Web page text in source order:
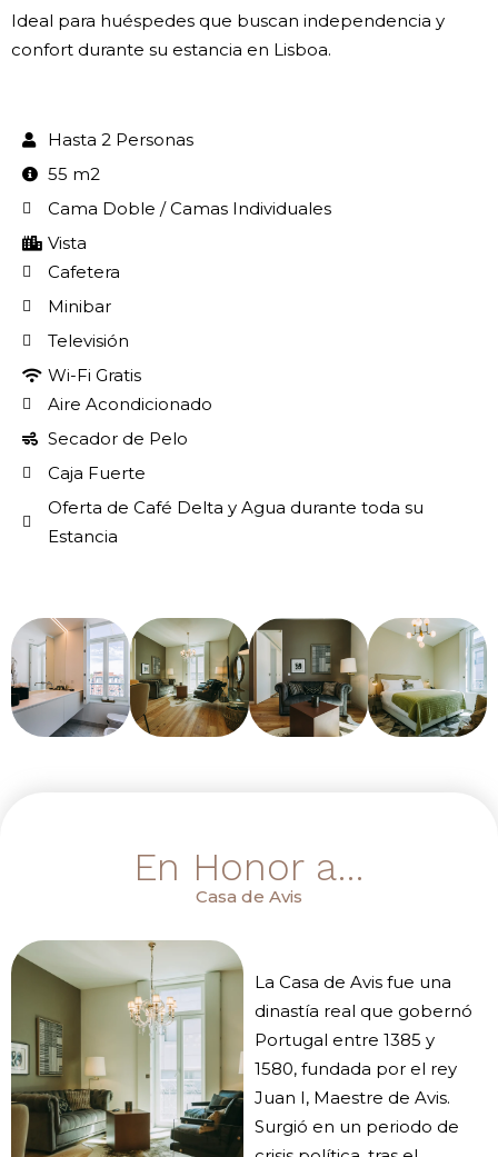
Ideal para huéspedes que buscan independencia y
confort durante su estancia en Lisboa.
Hasta 2 Personas
55 m2
Cama Doble / Camas Individuales
Vista
Cafetera
Minibar
Televisión
Wi-Fi Gratis
Aire Acondicionado
Secador de Pelo
Caja Fuerte
Oferta de Café Delta y Agua durante toda su
Estancia
En Honor a…
Casa de Avis
La Casa de Avis fue una
dinastía real que gobernó
Portugal entre 1385 y
1580, fundada por el rey
Juan I, Maestre de Avis.
Surgió en un periodo de